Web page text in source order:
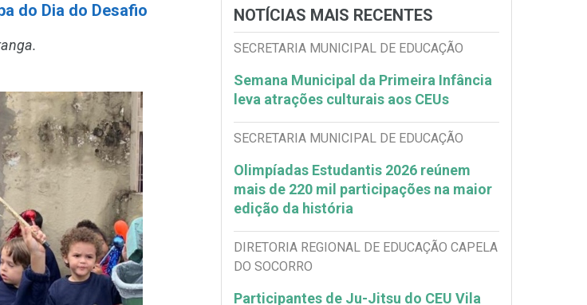
do Dia do Desafio NOTÍCIAS MAIS RECENTES
SECRETARIA MUNICIPAL DE EDUCAÇÃO
Semana Municipal da Primeira Infância
leva atrações culturais aos CEUs
SECRETARIA MUNICIPAL DE EDUCAÇÃO
Olimpíadas Estudantis 2026 reúnem
mais de 220 mil participações na maior
edição da história
DIRETORIA REGIONAL DE EDUCAÇÃO CAPELA
DO SOCORRO
Participantes de Ju-Jitsu do CEU Vila